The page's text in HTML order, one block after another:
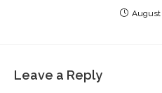
August
Leave a Reply